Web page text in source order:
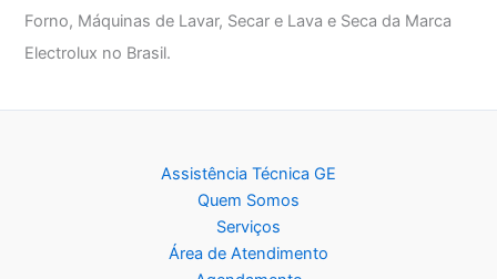
Forno, Máquinas de Lavar, Secar e Lava e Seca da Marca
Electrolux no Brasil.
Assistência Técnica GE
Quem Somos
Serviços
Área de Atendimento